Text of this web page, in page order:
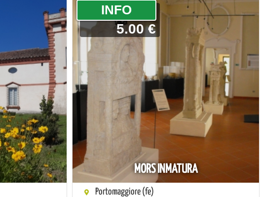
MORS INMATURA
­INFO
5.00 €
Portomaggiore (fe)